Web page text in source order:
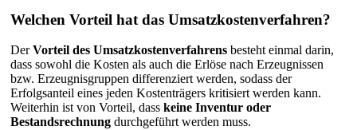
Welchen Vorteil hat das Umsatzkostenverfahren?
DerVorteil des Umsatzkostenverfahrens besteht einmal darin,
dass sowohl die Kosten als auch die Erlöse nach Erzeugnissen
bzw. Erzeugnisgruppen differenziert werden, sodass der
Erfolgsanteil eines jeden Kostenträgers kritisiert werden kann.
Weiterhin ist von Vorteil, dass keine Inventur oder
Bestandsrechnung durchgeführt werden muss.